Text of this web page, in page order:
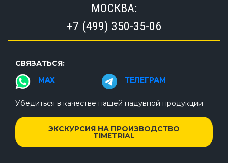
МОСКВА:
+7 (499) 350-35-06
СВЯЗАТЬСЯ:
MAX
ТЕЛЕГРАМ
Убедиться в качестве нашей надувной продукции
ЭКСКУРСИЯ НА ПРОИЗВОДСТВО
TIMETRIAL